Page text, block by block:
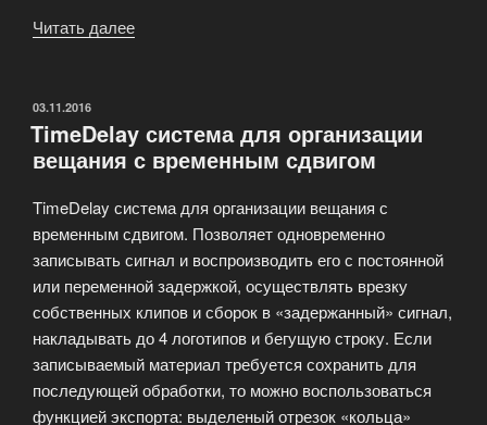
Читать далее
заставляла
скучать»
ОПУБЛИКОВАНО
03.11.2016
TimeDelay система для организации
вещания с временным сдвигом
TimeDelay система для организации вещания с
временным сдвигом. Позволяет одновременно
записывать сигнал и воспроизводить его с постоянной
или переменной задержкой, осуществлять врезку
собственных клипов и сборок в «задержанный» сигнал,
накладывать до 4 логотипов и бегущую строку. Если
записываемый материал требуется сохранить для
последующей обработки, то можно воспользоваться
функцией экспорта: выделеный отрезок «кольца»